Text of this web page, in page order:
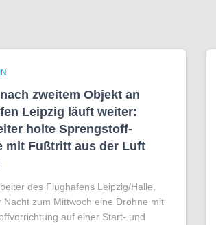
zweitem Objekt an
Leipzig läuft weiter:
holte Sprengstoff-
mit Fußtritt aus der Luft
des Flughafens Leipzig/Halle,
Nacht zum Mittwoch eine Drohne mit
auf einer Start- und